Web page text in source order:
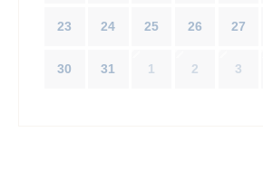
23 24 25 26 27
30 31 1 2 3